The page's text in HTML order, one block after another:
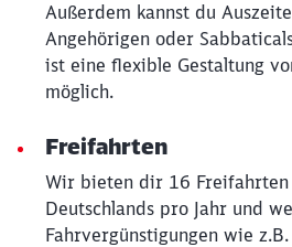
Außerdem kannst du
Angehörigen oder
ist eine flexible Gestaltung
möglich.
Freifahrten
Wir bieten dir 16 Freifahrten
Deutschlands pro Jahr und
Fahrvergünstigungen wie
Möchten Sie zu
werden?